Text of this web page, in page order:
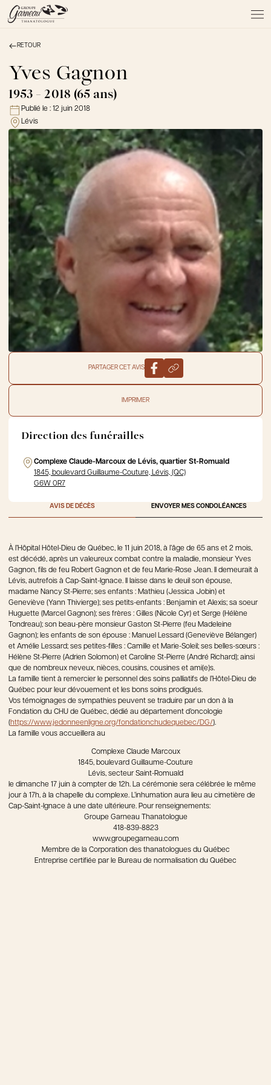
À PROPOS
NOS SERVICES
NOS PRODUITS
NOTRE ÉQUIPE
NOS SALONS
AVIS DE DÉCÈS
Actualités
FAQ et mythes
Liens utiles
Témoignages
Emplois
Dons
RETOUR
Yves Gagnon
1953 - 2018 (65 ans)
Publié le : 12 juin 2018
Lévis
PARTAGER CET AVIS
IMPRIMER
Direction des funérailles
Complexe Claude-Marcoux de Lévis, quartier St-Romuald
1845, boulevard Guillaume-Couture, Lévis, (QC)
G6W 0R7
AVIS DE DÉCÈS ENVOYER MES CONDOLÉANCES
À l’Hôpital Hôtel-Dieu de Québec, le 11 juin 2018, à l’âge de 65 ans et 2 mois,
est décédé, après un valeureux combat contre la maladie, monsieur Yves
Gagnon, fils de feu Robert Gagnon et de feu Marie-Rose Jean. Il demeurait à
Lévis, autrefois à Cap-Saint-Ignace. Il laisse dans le deuil son épouse,
madame Nancy St-Pierre; ses enfants : Mathieu (Jessica Jobin) et
Geneviève (Yann Thivierge); ses petits-enfants : Benjamin et Alexis; sa soeur
Huguette (Marcel Gagnon); ses frères : Gilles (Nicole Cyr) et Serge (Hélène
Tondreau); son beau-père monsieur Gaston St-Pierre (feu Madeleine
Gagnon); les enfants de son épouse : Manuel Lessard (Geneviève Bélanger)
et Amélie Lessard; ses petites-filles : Camille et Marie-Soleil; ses belles-sœurs :
Hélène St-Pierre (Adrien Solomon) et Caroline St-Pierre (André Richard); ainsi
que de nombreux neveux, nièces, cousins, cousines et ami(e)s.
La famille tient à remercier le personnel des soins palliatifs de l’Hôtel-Dieu de
Québec pour leur dévouement et les bons soins prodigués.
Vos témoignages de sympathies peuvent se traduire par un don à la
Fondation du CHU de Québec, dédié au département d’oncologie
(https://www.jedonneenligne.org/fondationchudequebec/DG/).
La famille vous accueillera au
Complexe Claude Marcoux
1845, boulevard Guillaume-Couture
Lévis, secteur Saint-Romuald
le dimanche 17 juin à compter de 12h. La cérémonie sera célébrée le même
jour à 17h, à la chapelle du complexe. L’inhumation aura lieu au cimetière de
Cap-Saint-Ignace à une date ultérieure. Pour renseignements:
Groupe Garneau Thanatologue
418-839-8823
www.groupegarneau.com
Membre de la Corporation des thanatologues du Québec
Entreprise certifiée par le Bureau de normalisation du Québec